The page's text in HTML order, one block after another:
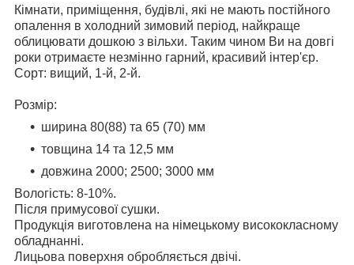
Кімнати, приміщення, будівлі, які не мають постійного
опалення в холодний зимовий період, найкраще
облицювати дошкою з вільхи. Таким чином Ви на довгі
роки отримаєте незмінно гарний, красивий інтер'єр.
Сорт: вищий, 1-й, 2-й.
Розмір:
ширина 80(88) та 65 (70) мм
товщина 14 та 12,5 мм
довжина 2000; 2500; 3000 мм
Вологість: 8-10%.
Після примусової сушки.
Продукція виготовлена на німецькому висококласному
обладнанні.
Лицьова поверхня обробляється двічі.